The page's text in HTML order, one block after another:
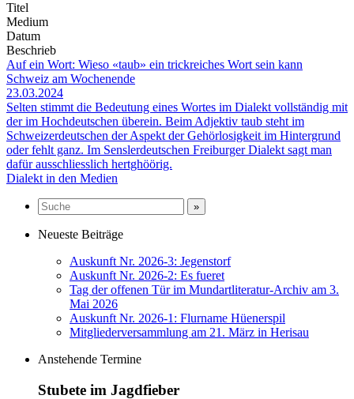
Titel
Medium
Datum
Beschrieb
Auf ein Wort: Wieso «taub» ein trickreiches Wort sein kann
Schweiz am Wochenende
23.03.2024
Selten stimmt die Bedeutung eines Wortes im Dialekt vollständig mit
der im Hochdeutschen überein. Beim Adjektiv taub steht im
Schweizerdeutschen der Aspekt der Gehörlosigkeit im Hintergrund
oder fehlt ganz. Im Senslerdeutschen Freiburger Dialekt sagt man
dafür ausschliesslich hertghöörig.
Dialekt in den Medien
Neueste Beiträge
Auskunft Nr. 2026-3: Jegenstorf
Auskunft Nr. 2026-2: Es fueret
Tag der offenen Tür im Mundartliteratur-Archiv am 3.
Mai 2026
Auskunft Nr. 2026-1: Flurname Hüenerspil
Mitgliederversammlung am 21. März in Herisau
Anstehende Termine
Stubete im Jagdfieber